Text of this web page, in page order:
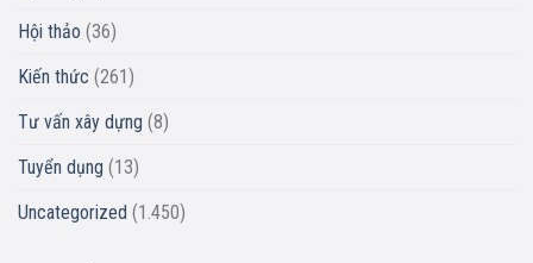
Hội thảo (36)
Kiến thức (261)
Tư vấn xây dựng (8)
Tuyển dụng (13)
Uncategorized (1.450)